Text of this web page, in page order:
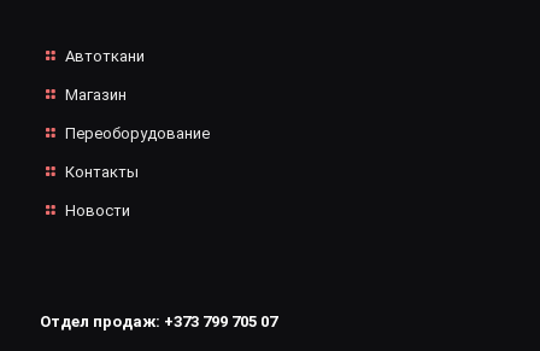
Автоткани
Магазин
Переоборудование
Контакты
Новости
Отдел продаж: +373 799 705 07